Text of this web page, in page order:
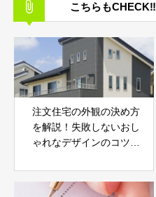
こちらもCHECK‼︎
注文住宅の外観の決め方
を解説！失敗しないおし
ゃれなデザインのコツや